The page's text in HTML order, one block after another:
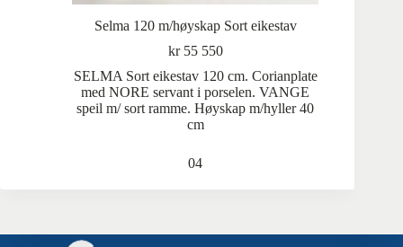
Selma 120 m/høyskap Sort eikestav
kr55 550
SELMA Sort eikestav 120 cm. Corianplate
med NORE servant i porselen. VANGE
speil m/ sort ramme. Høyskap m/hyller 40
cm
04